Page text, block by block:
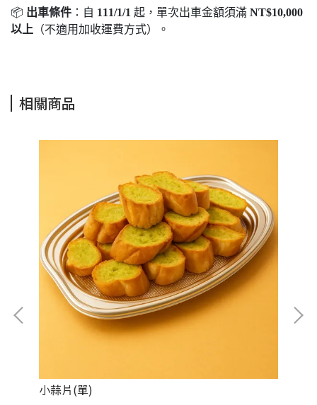
📦 出車條件 ：自 111/1/1 起，單次出車金額須滿 NT$10,000
以上 （不適用加收運費方式）。
相關商品
小蒜片(單)